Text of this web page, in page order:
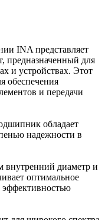
INA представляет
предназначенный для
и устройствах. Этот
обеспечения
и передачи
обладает
надежности в
внутренний диаметр и
оптимальное